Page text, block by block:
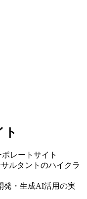
ト
レートサイト
ルタントのハイクラ
発・生成AI活用の実